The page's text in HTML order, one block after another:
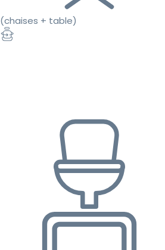
(chaises + table)